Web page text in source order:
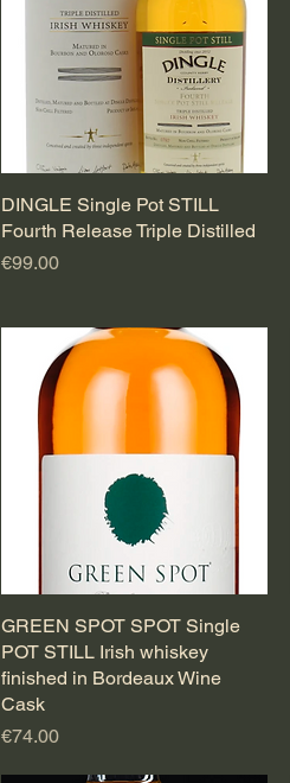
Quick View
DINGLE Single Pot STILL
Fourth Release Triple Distilled
Price
€99.00
Quick View
GREEN SPOT SPOT Single
POT STILL Irish whiskey
finished in Bordeaux Wine
Cask
Price
€74.00